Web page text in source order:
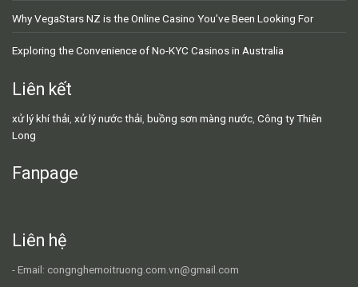
Why VegaStars NZ is the Online Casino You’ve Been Looking For
Exploring the Convenience of No-KYC Casinos in Australia
Liên kết
xử lý khí thải xử lý nước thải buồng sơn màng nước Công ty Thiên
Long
Fanpage
Liên hệ
- Email: congnghemoitruong.com.vn@gmail.com